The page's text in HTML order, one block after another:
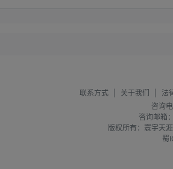
联系方式 关于我们 法
咨询电
咨询邮箱：
版权所有：寰宇天
蜀